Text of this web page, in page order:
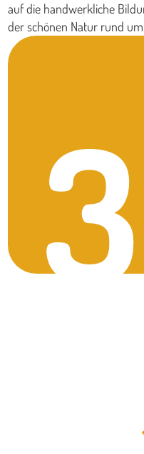
auf die handwerkliche
der schönen Natur rund um
3